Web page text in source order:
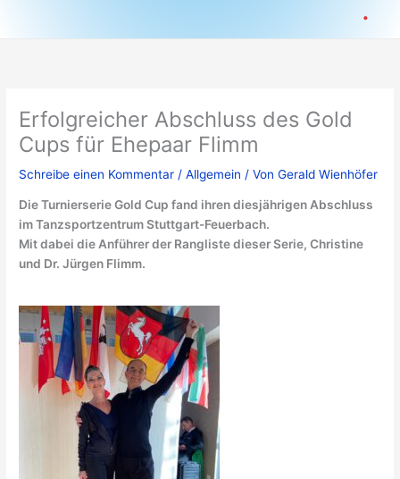
.
Erfolgreicher Abschluss des Gold
Cups für Ehepaar Flimm
Schreibe einen Kommentar /Allgemein / VonGerald Wienhöfer
Die Turnierserie Gold Cup fand ihren diesjährigen Abschluss
im Tanzsportzentrum Stuttgart-Feuerbach.
Mit dabei die Anführer der Rangliste dieser Serie, Christine
und Dr. Jürgen Flimm.